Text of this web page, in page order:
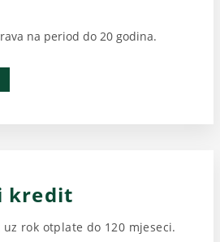
na period do 20 godina.
kredit
rok otplate do 120 mjeseci.